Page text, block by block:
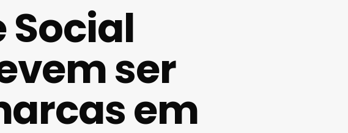
Social
ser
em